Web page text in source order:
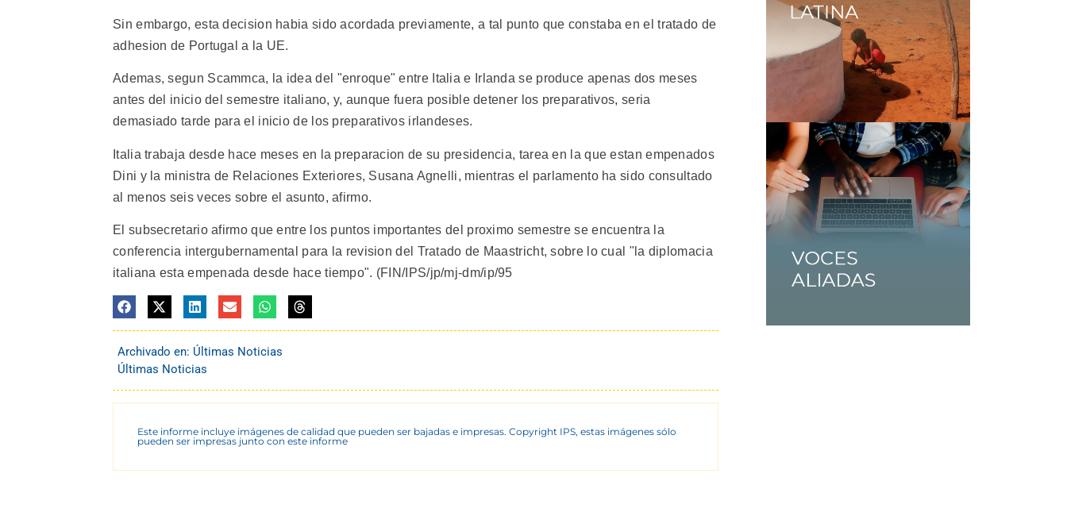
Sin embargo, esta decision habia sido acordada previamente, a tal punto que constaba en el tratado de
adhesion de Portugal a la UE.
Ademas, segun Scammca, la idea del "enroque" entre Italia e Irlanda se produce apenas dos meses
antes del inicio del semestre italiano, y, aunque fuera posible detener los preparativos, seria
demasiado tarde para el inicio de los preparativos irlandeses.
Italia trabaja desde hace meses en la preparacion de su presidencia, tarea en la que estan empenados
Dini y la ministra de Relaciones Exteriores, Susana Agnelli, mientras el parlamento ha sido consultado
al menos seis veces sobre el asunto, afirmo.
El subsecretario afirmo que entre los puntos importantes del proximo semestre se encuentra la
conferencia intergubernamental para la revision del Tratado de Maastricht, sobre lo cual "la diplomacia
italiana esta empenada desde hace tiempo". (FIN/IPS/jp/mj-dm/ip/95
Archivado en: Últimas Noticias
Últimas Noticias
Este informe incluye imágenes de calidad que pueden ser bajadas e impresas. Copyright IPS, estas imágenes sólo
pueden ser impresas junto con este informe